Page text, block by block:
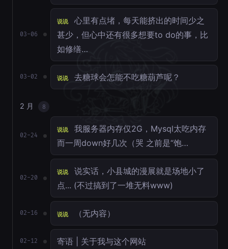
03-06
说说
心里有点堵，每天能挤出的时间少之
甚少，但心中还有很多想要to do的事，比
如修缮…
03-02 说说 去糖球会怎能不吃糖葫芦呢？
2 月 8
02-24
说说
我服务器内存仅2G，Mysql太吃内存
而一周down好几次（哭 之前是“饱…
02-20
说说
说实话，小县城的漫展就是场地小了
点... (不过搞到了一堆无料www)
02-16 说说 （无内容）
02-12 寄语 | 关于我与这个网站